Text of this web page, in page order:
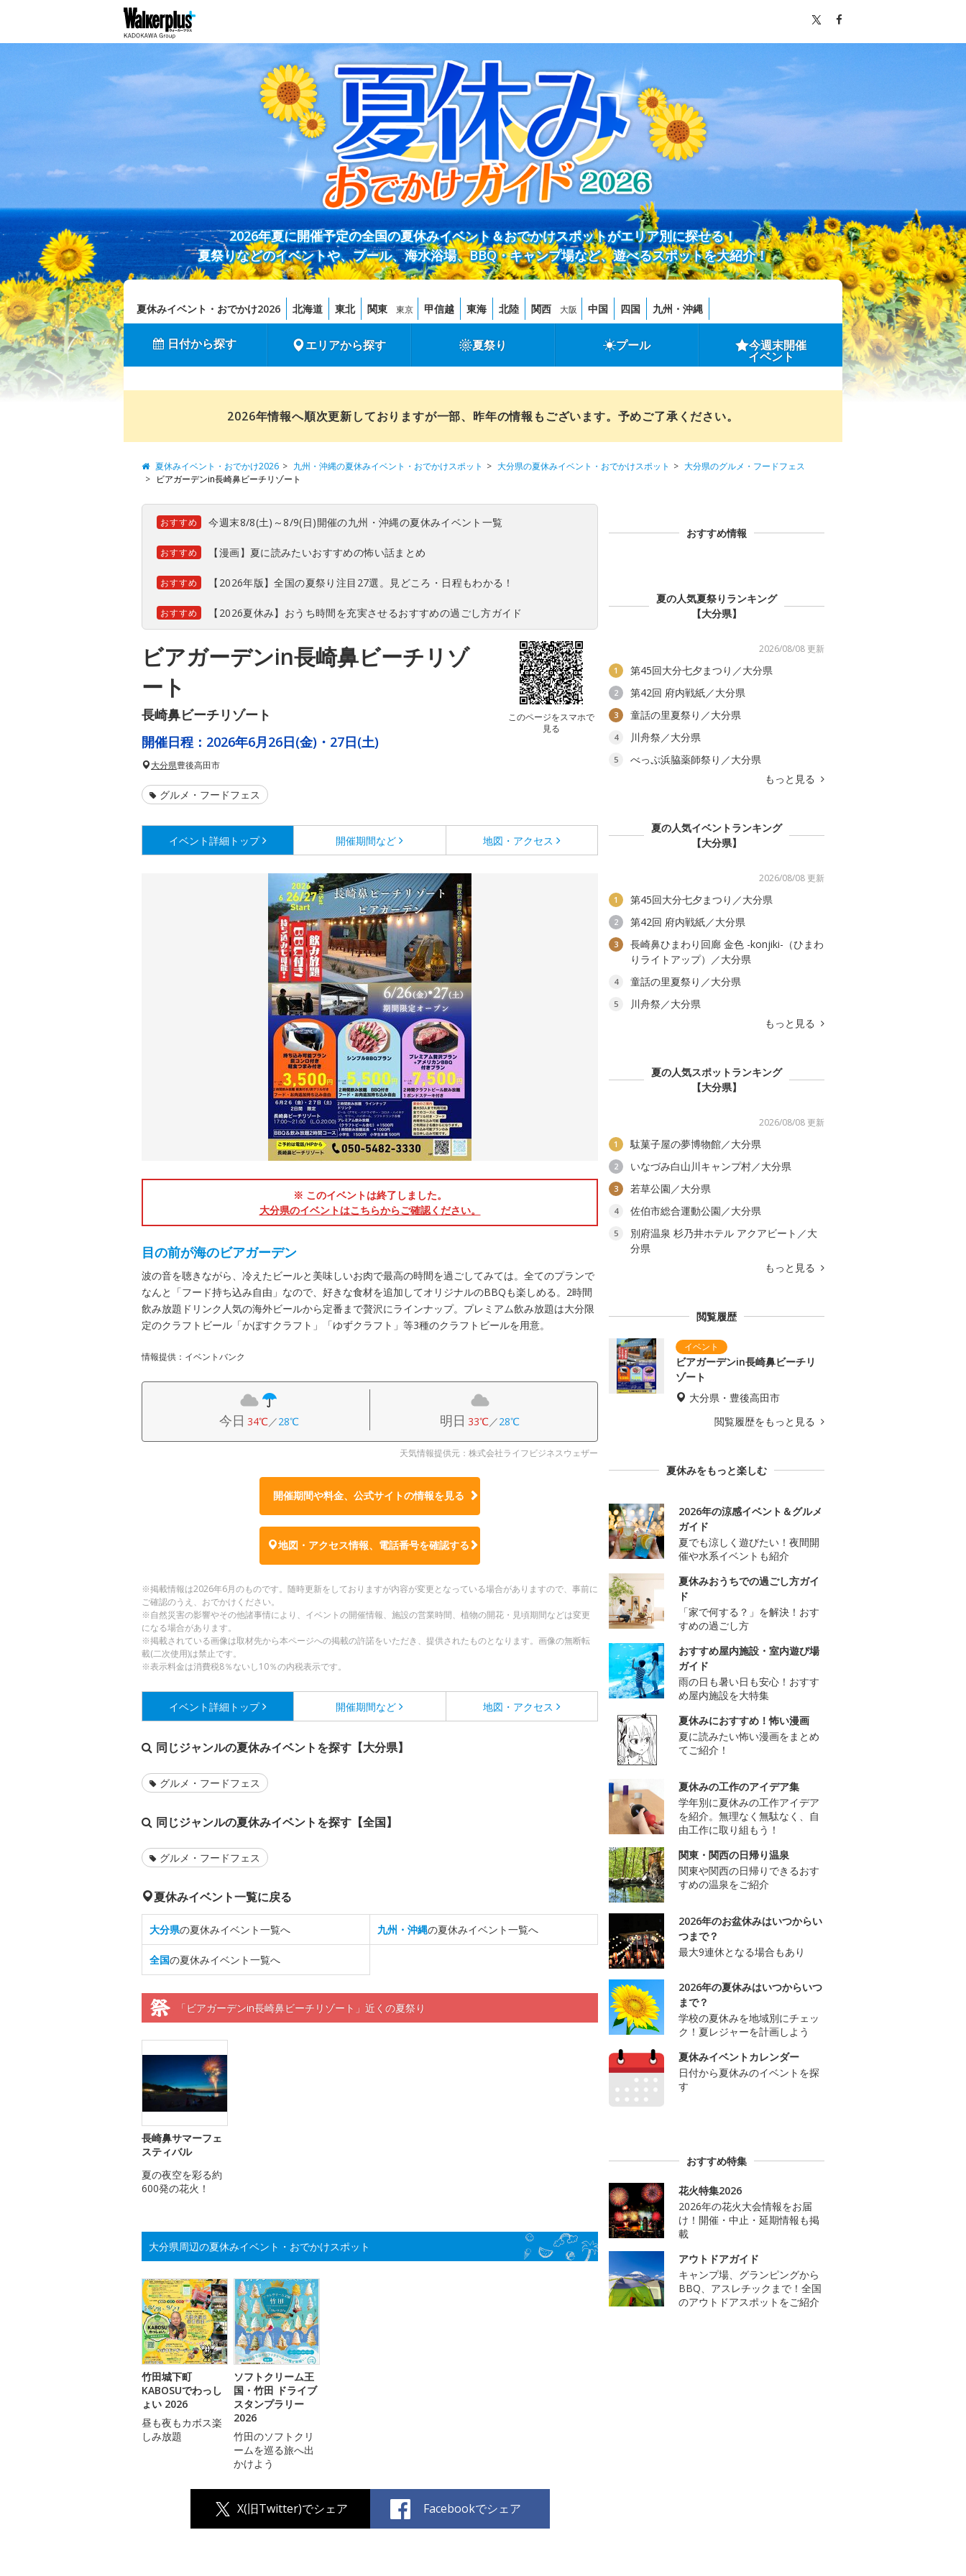
2026年夏に開催予定の全国の夏休みイベント＆おでかけスポットがエリア別に探せる！
夏祭りなどのイベントや、プール、海水浴場、BBQ・キャンプ場など、遊べるスポットを大紹介！
夏休みイベント・おでかけ2026 北海道 東北 関東 東京 甲信越 東海 北陸 関西 大阪 中国 四国 九州・沖縄
日付から探す エリアから探す 夏祭り プール 今週末開催
イベント
2026年情報へ順次更新しておりますが一部、昨年の情報もございます。予めご了承ください。
夏休みイベント・おでかけ2026 九州・沖縄の夏休みイベント・おでかけスポット 大分県の夏休みイベント・おでかけスポット
大分県のグルメ・フードフェス
ビアガーデンin長崎鼻ビーチリゾート
おすすめ 今週末8/8(土)～8/9(日)開催の九州・沖縄の夏休みイベント一覧
おすすめ 【漫画】夏に読みたいおすすめの怖い話まとめ
おすすめ 【2026年版】全国の夏祭り注目27選。見どころ・日程もわかる！
おすすめ 【2026夏休み】おうち時間を充実させるおすすめの過ごし方ガイド
ビアガーデンin長崎鼻ビーチリゾ
ート
長崎鼻ビーチリゾート
このページをスマホで
見る
開催日程： 2026年6月26日(金)・27日(土)
大分県豊後高田市
グルメ・フードフェス
イベント詳細 トップ 開催期間など 地図・アクセス
※ このイベントは終了しました。
大分県のイベントはこちらからご確認ください。
目の前が海のビアガーデン
波の音を聴きながら、冷えたビールと美味しいお肉で最高の時間を過ごしてみては。全てのプランで
なんと「フード持ち込み自由」なので、好きな食材を追加してオリジナルのBBQも楽しめる。2時間
飲み放題ドリンク人気の海外ビールから定番まで贅沢にラインナップ。プレミアム飲み放題は大分限
定のクラフトビール「かぼすクラフト」「ゆずクラフト」等3種のクラフトビールを用意。
情報提供：イベントバンク
今日 34℃／28℃ 明日 33℃／28℃
天気情報提供元：株式会社ライフビジネスウェザー
開催期間や料金、公式サイトの情報を見る
地図・アクセス情報、電話番号を確認する
※掲載情報は2026年6月のものです。随時更新をしておりますが内容が変更となっている場合がありますので、事前に
ご確認のうえ、おでかけください。
※自然災害の影響やその他諸事情により、イベントの開催情報、施設の営業時間、植物の開花・見頃期間などは変更
になる場合があります。
※掲載されている画像は取材先から本ページへの掲載の許諾をいただき、提供されたものとなります。画像の無断転
載(二次使用)は禁止です。
※表示料金は消費税8％ないし10％の内税表示です。
イベント詳細 トップ 開催期間など 地図・アクセス
同じジャンルの夏休みイベントを探す【大分県】
グルメ・フードフェス
同じジャンルの夏休みイベントを探す【全国】
グルメ・フードフェス
夏休みイベント一覧に戻る
大分県の夏休みイベント一覧へ 九州・沖縄の夏休みイベント一覧へ
全国の夏休みイベント一覧へ
「ビアガーデンin長崎鼻ビーチリゾート」近くの夏祭り
長崎鼻サマーフェ
スティバル
夏の夜空を彩る約
600発の花火！
大分県周辺の夏休みイベント・おでかけスポット
竹田城下町
KABOSUでわっし
ょい 2026
昼も夜もカボス楽
しみ放題
ソフトクリーム王
国・竹田 ドライブ
スタンプラリー
2026
竹田のソフトクリ
ームを巡る旅へ出
かけよう
X(旧Twitter)でシェア Facebookでシェア
おすすめ情報
夏の人気夏祭りランキング
【大分県】
2026/08/08 更新
1 第45回大分七夕まつり／大分県
2 第42回 府内戦紙／大分県
3 童話の里夏祭り／大分県
4 川舟祭／大分県
5
べっぷ浜脇薬師祭り／大分県
もっと見る
夏の人気イベントランキング
【大分県】
2026/08/08 更新
1 第45回大分七夕まつり／大分県
2 第42回 府内戦紙／大分県
3
長崎鼻ひまわり回廊 金色 -konjiki-（ひまわ
りライトアップ）／大分県
4 童話の里夏祭り／大分県
5
川舟祭／大分県
もっと見る
夏の人気スポットランキング
【大分県】
2026/08/08 更新
1 駄菓子屋の夢博物館／大分県
2 いなづみ白山川キャンプ村／大分県
3 若草公園／大分県
4 佐伯市総合運動公園／大分県
5
別府温泉 杉乃井ホテル アクアビート／大
分県
もっと見る
閲覧履歴
ビアガーデンin長崎鼻ビーチリ
ゾート
大分県・豊後高田市
閲覧履歴をもっと見る
夏休みをもっと楽しむ
2026年の涼感イベント＆グルメ
ガイド
夏でも涼しく遊びたい！夜間開
催や水系イベントも紹介
夏休みおうちでの過ごし方ガイ
ド
「家で何する？」を解決！おす
すめの過ごし方
おすすめ屋内施設・室内遊び場
ガイド
雨の日も暑い日も安心！おすす
め屋内施設を大特集
夏休みにおすすめ！怖い漫画
夏に読みたい怖い漫画をまとめ
てご紹介！
夏休みの工作のアイデア集
学年別に夏休みの工作アイデア
を紹介。無理なく無駄なく、自
由工作に取り組もう！
関東・関西の日帰り温泉
関東や関西の日帰りできるおす
すめの温泉をご紹介
2026年のお盆休みはいつからい
つまで？
最大9連休となる場合もあり
2026年の夏休みはいつからいつ
まで？
学校の夏休みを地域別にチェッ
ク！夏レジャーを計画しよう
夏休みイベントカレンダー
日付から夏休みのイベントを探
す
おすすめ特集
花火特集2026
2026年の花火大会情報をお届
け！開催・中止・延期情報も掲
載
アウトドアガイド
キャンプ場、グランピングから
BBQ、アスレチックまで！全国
のアウトドアスポットをご紹介